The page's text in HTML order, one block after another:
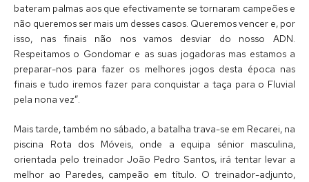
bateram palmas aos que efectivamente se tornaram campeões e
não queremos ser mais um desses casos. Queremos vencer e, por
isso, nas finais não nos vamos desviar do nosso ADN.
Respeitamos o Gondomar e as suas jogadoras mas estamos a
preparar-nos para fazer os melhores jogos desta época nas
finais e tudo iremos fazer para conquistar a taça para o Fluvial
pela nona vez”.
Mais tarde, também no sábado, a batalha trava-se em Recarei, na
piscina Rota dos Móveis, onde a equipa sénior masculina,
orientada pelo treinador João Pedro Santos, irá tentar levar a
melhor ao Paredes, campeão em título. O treinador-adjunto,